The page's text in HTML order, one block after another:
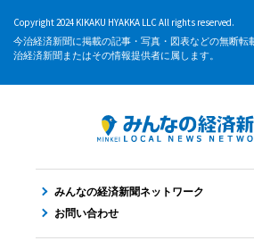
Copyright 2024 KIKAKU HYAKKA LLC All rights reserved.
今治経済新聞に掲載の記事・写真・図表などの無断転
治経済新聞またはその情報提供者に属します。
みんなの経済新聞ネットワーク
お問い合わせ